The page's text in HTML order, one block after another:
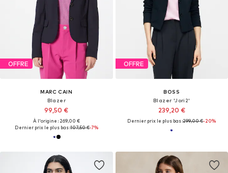
OFFRE
MARC CAIN
Blazer
99,50 €
À l'origine : 269,00 €
Dernier prix le plus bas :107,50 €-7%
OFFRE
BOSS
Blazer 'Jori2'
239,20 €
Dernier prix le plus bas :299,00 €-20%